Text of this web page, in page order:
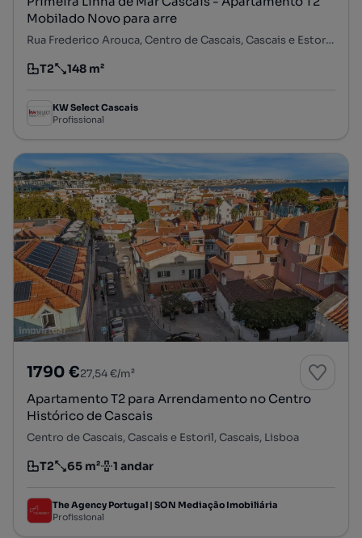
Mobilado Novo para arre
Rua Frederico Arouca, Centro de Cascais, Cascais e Estoril, Cascais, Lisboa
Tipologia
T2
Preço por metro quadrado
148 m²
KW Select Cascais
Profissional
1790 €27,54 €/m²
Apartamento T2 para Arrendamento no Centro
Histórico de Cascais
Centro de Cascais, Cascais e Estoril, Cascais, Lisboa
Tipologia
T2
Preço por metro quadrado
65 m²
Andar 1 andar
The Agency Portugal | SON Mediação Imobiliária
Profissional